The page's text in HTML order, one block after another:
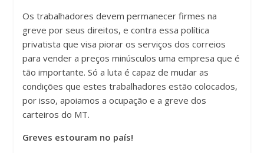
Os trabalhadores devem permanecer firmes na
greve por seus direitos, e contra essa política
privatista que visa piorar os serviços dos correios
para vender a preços minúsculos uma empresa que é
tão importante. Só a luta é capaz de mudar as
condições que estes trabalhadores estão colocados,
por isso, apoiamos a ocupação e a greve dos
carteiros do MT.
Greves estouram no país!